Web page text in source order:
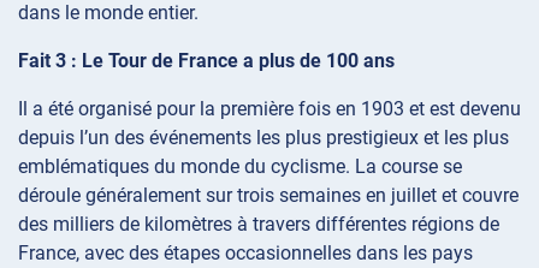
dans le monde entier.
Fait 3 : Le Tour de France a plus de 100 ans
Il a été organisé pour la première fois en 1903 et est devenu
depuis l’un des événements les plus prestigieux et les plus
emblématiques du monde du cyclisme. La course se
déroule généralement sur trois semaines en juillet et couvre
des milliers de kilomètres à travers différentes régions de
France, avec des étapes occasionnelles dans les pays